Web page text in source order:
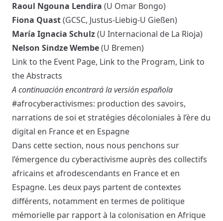
Raoul Ngouna Lendira (U Omar Bongo)
Fiona Quast(GCSC, Justus-Liebig-U Gießen)
María Ignacia Schulz(U Internacional de La Rioja)
Nelson Sindze Wembe(U Bremen)
Link to the Event Page, Link to the Program, Link to
the Abstracts
A continuación encontrará la versión española
#afrocyberactivismes: production des savoirs,
narrations de soi et stratégies décoloniales à l’ère du
digital en France et en Espagne
Dans cette section, nous nous penchons sur
l’émergence du cyberactivisme auprès des collectifs
africains et afrodescendants en France et en
Espagne. Les deux pays partent de contextes
différents, notamment en termes de politique
mémorielle par rapport à la colonisation en Afrique